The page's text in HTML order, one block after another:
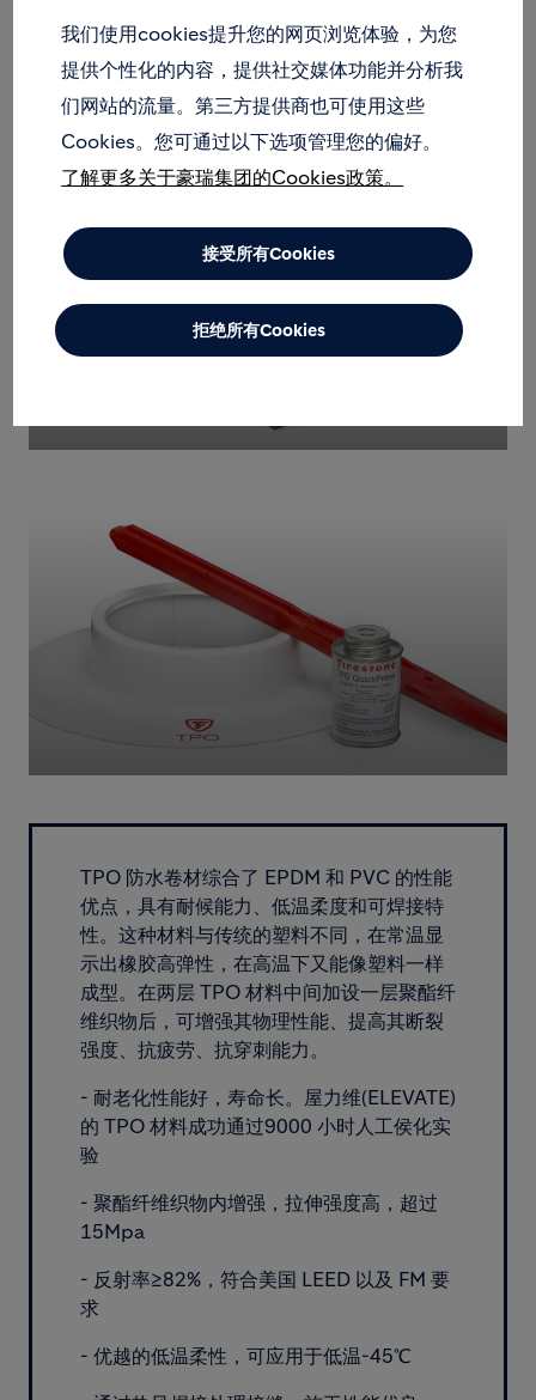
TPO防水卷材
TPO 防水卷材综合了 EPDM 和 PVC 的性能
优点，具有耐候能力、低温柔度和可焊接特
性。这种材料与传统的塑料不同，在常温显
示出橡胶高弹性，在高温下又能像塑料一样
成型。在两层 TPO 材料中间加设一层聚酯纤
维织物后，可增强其物理性能、提高其断裂
强度、抗疲劳、抗穿刺能力。
- 耐老化性能好，寿命长。屋力维(ELEVATE)
的 TPO 材料成功通过9000 小时人工侯化实
验
- 聚酯纤维织物内增强，拉伸强度高，超过
15Mpa
- 反射率≥82%，符合美国 LEED 以及 FM 要
求
- 优越的低温柔性，可应用于低温-45℃
我们使用cookies提升您的网页浏览体验，为您
提供个性化的内容，提供社交媒体功能并分析我
们网站的流量。第三方提供商也可使用这些
Cookies。您可通过以下选项管理您的偏好。
了解更多关于豪瑞集团的Cookies政策。
接受所有Cookies
拒绝所有Cookies